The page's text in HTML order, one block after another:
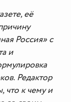
её
Россия» с
и
Редактор
что к чему и